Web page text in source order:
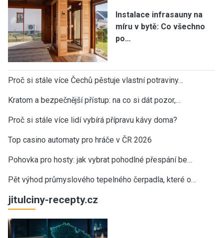
Instalace infrasauny na
míru v bytě: Co všechno
po…
Proč si stále více Čechů pěstuje vlastní potraviny…
Kratom a bezpečnější přístup: na co si dát pozor,…
Proč si stále více lidí vybírá přípravu kávy doma?
Top casino automaty pro hráče v ČR 2026
Pohovka pro hosty: jak vybrat pohodlné přespání be…
Pět výhod průmyslového tepelného čerpadla, které o…
jitulciny-recepty.cz